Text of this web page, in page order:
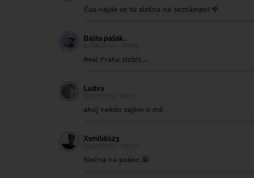
Čus najde se tu slečna na seznámení 🌹
Bašta pašák…
Real Praha zlobit....
Ludva
ahoj nekdo zajem o mě
Xxmildis23
Slečna na pokec 🤪